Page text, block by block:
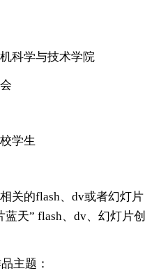
科学与技术学院
学生
关的flash、dv或者幻灯片
天” flash、dv、幻灯片创
主题：